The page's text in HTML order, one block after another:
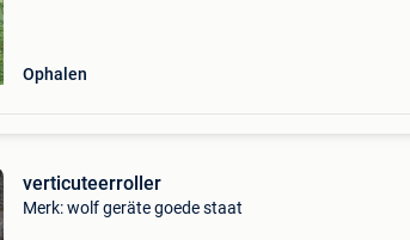
Ophalen
verticuteerroller
Merk: wolf geräte goede staat